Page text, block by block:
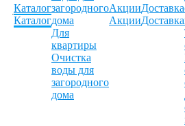
Каталог
Каталог
загородного
дома
Для
квартиры
Очистка
воды для
загородного
дома
Акции
Акции
Доставка
Доставка